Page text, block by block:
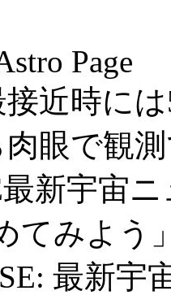
Page
接近時に
眼で観
新宇宙
てみよう
最新宇